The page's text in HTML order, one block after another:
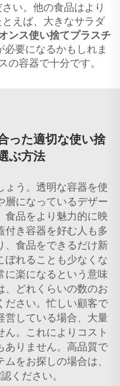
い。他の食品はより
えば、大きなサラダ
ンス使い捨てプラスチ
必要になるかもしれま
の容器で十分です。
った適切な使い捨
ぶ方法
ょう。透明な容器を使
層になっているデザー
食品をより魅力的に映
付き容器を好む人も多
、食品をできるだけ新
ぼれることも少なくな
に楽になるという意味
、どれくらいの数のお
ださい。忙しい顧客で
営している場合、大量
。これによりコスト
ありません。高品質で
をお探しの場合は、
ください。